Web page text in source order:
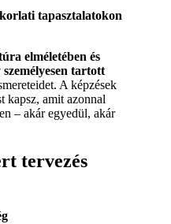
tapasztalatokon
elméletében és
tartott
A képzések
kapsz, amit azonnal
– akár egyedül, akár
tervezés